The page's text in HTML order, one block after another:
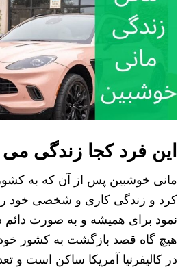
این فرد کجا زندگی می
مانی خوشبین پس از آن که به
کرد و زندگی کاری و شخصی خود را
نمود برای همیشه و به صورت دائم
هیچ گاه قصد بازگشت به کشور خود
در کالیفرنیا آمریکا ساکن است و